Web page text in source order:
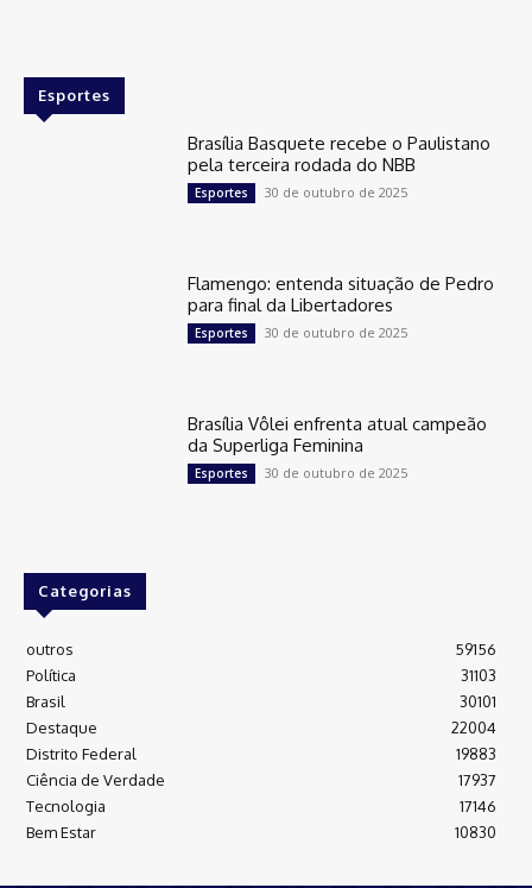
Esportes
Brasília Basquete recebe o Paulistano
pela terceira rodada do NBB
Esportes 30 de outubro de 2025
Flamengo: entenda situação de Pedro
para final da Libertadores
Esportes 30 de outubro de 2025
Brasília Vôlei enfrenta atual campeão
da Superliga Feminina
Esportes 30 de outubro de 2025
Categorias
outros
59156
Política
31103
Brasil
30101
Destaque
22004
Distrito Federal
19883
Ciência de Verdade
17937
Tecnologia
17146
Bem Estar
10830